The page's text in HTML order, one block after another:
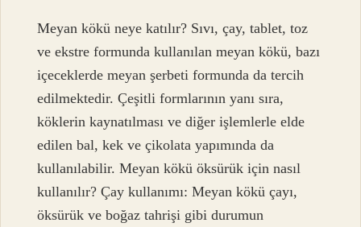
Meyan kökü neye katılır? Sıvı, çay, tablet, toz
ve ekstre formunda kullanılan meyan kökü, bazı
içeceklerde meyan şerbeti formunda da tercih
edilmektedir. Çeşitli formlarının yanı sıra,
köklerin kaynatılması ve diğer işlemlerle elde
edilen bal, kek ve çikolata yapımında da
kullanılabilir. Meyan kökü öksürük için nasıl
kullanılır? Çay kullanımı: Meyan kökü çayı,
öksürük ve boğaz tahrişi gibi durumun